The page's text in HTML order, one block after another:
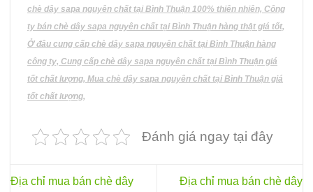
chè dây sapa nguyên chất tại Bình Thuận 100% thiên nhiên, Công
ty bán chè dây sapa nguyên chất tại Bình Thuận hàng thật giá tốt,
Ở đâu cung cấp chè dây sapa nguyên chất tại Bình Thuận hàng
công ty, Cung cấp chè dây sapa nguyên chất tại Bình Thuận giá
tốt chất lượng, Mua chè dây sapa nguyên chất tại Bình Thuận giá
tốt chất lượng,
Đánh giá ngay tại đây
Địa chỉ mua bán chè dây
Địa chỉ mua bán chè dây